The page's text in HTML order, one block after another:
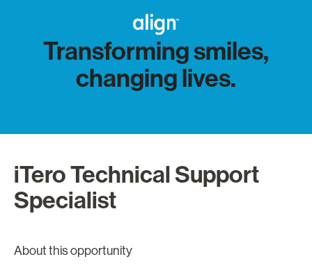
Transforming smiles,
changing lives.
iTero Technical Support
Specialist
About this opportunity